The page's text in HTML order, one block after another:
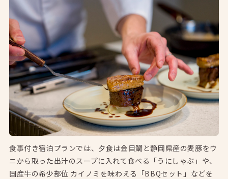
食事付き宿泊プランでは、夕食は金目鯛と静岡県産の麦豚をウ
ニから取った出汁のスープに入れて食べる「うにしゃぶ」や、
国産牛の希少部位 カイノミを味わえる「BBQセット」などを